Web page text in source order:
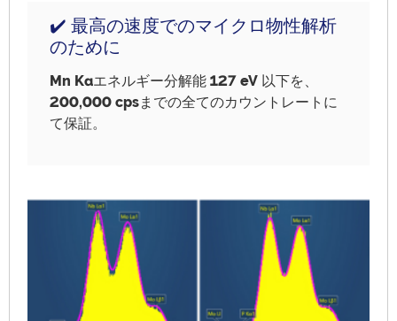
✔️ 最高の速度でのマイクロ物性解析
のために
Mn Kaエネルギー分解能 127 eV 以下を、
200,000 cpsまでの全てのカウントレートに
て保証。